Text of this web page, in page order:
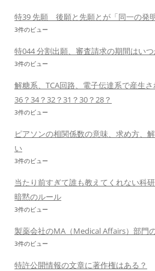
特39 先願 後願と先願とが「同一の発
3件のビュー
特044 分割出願、審査請求の期間はい
3件のビュー
解糖系、TCA回路、電子伝達系で産生
36？34？32？31？30？28？
3件のビュー
ピアソンの相関係数の意味、求め方、
い
3件のビュー
当たり前すぎて誰も教えてくれない科
暗黙のルール
3件のビュー
製薬会社のMA（Medical Affairs）部門
3件のビュー
特許公開情報の文章に著作権はある？